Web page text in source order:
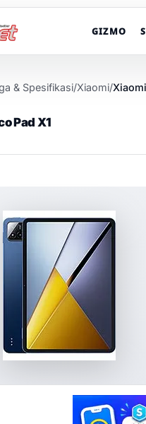
GIZMO
& Spesifikasi/Xiaomi/
Pad X1